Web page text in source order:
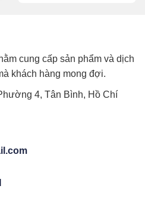
cung cấp sản phẩm và dịch
khách hàng mong đợi.
4, Tân Bình, Hồ Chí